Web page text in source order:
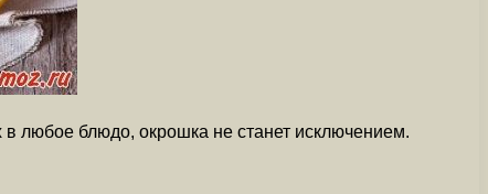
любое блюдо, окрошка не станет исключением.